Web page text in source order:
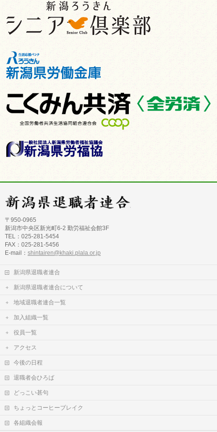
〒950-0965
新潟市中央区新光町6-2 勤労福祉会館3F
TEL：025-281-5454
FAX：025-281-5456
E-mail： shintairen@khaki.plala.or.jp
新潟県退職者連合
新潟県退職者連合について
地域退職者連合一覧
加入組織一覧
役員一覧
アクセス
今後の日程
退職者会ひろば
どっこい甚句
ちょっとコーヒーブレイク
各組織会報